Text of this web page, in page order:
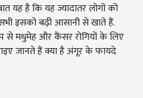
है कि यह ज्यादातर लोगों को
इसको बढ़ी आसानी से खाते हैं.
से मधुमेह और कैंसर रोगियों के लिए
आइए जानते हैं क्या है अंगूर के फायदे